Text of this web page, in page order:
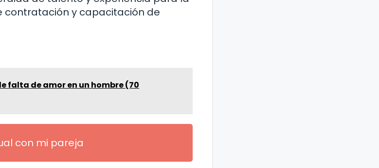
contratación y capacitación de
falta de amor en un hombre (70
con mi pareja